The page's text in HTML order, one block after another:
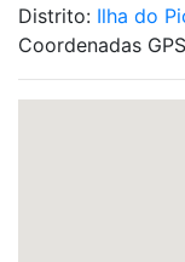
Distrito: Ilha do
Coordenadas